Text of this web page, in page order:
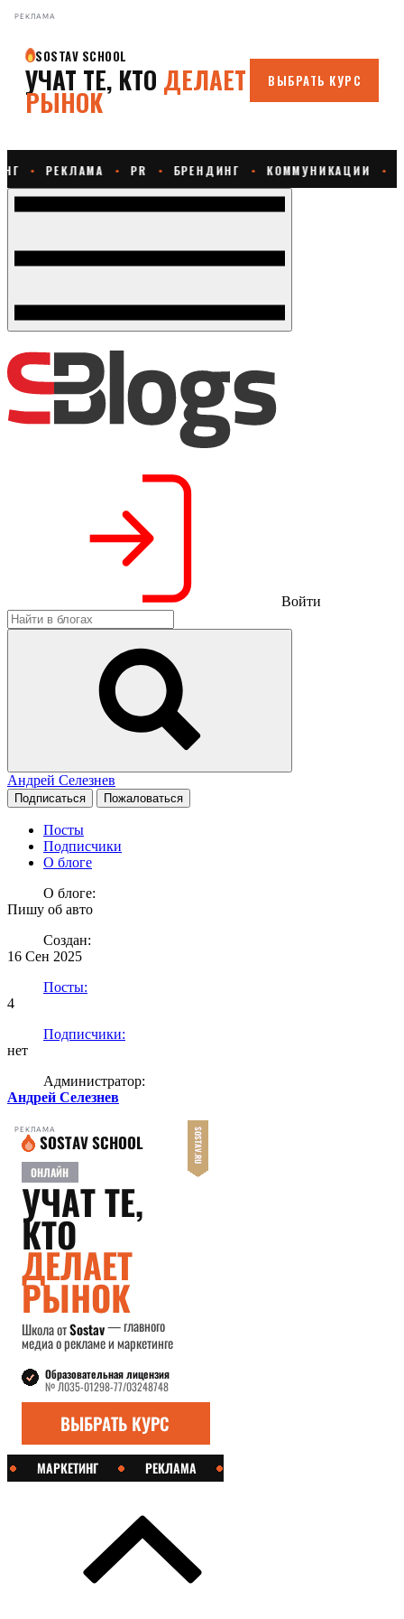
РЕКЛАМА
Войти
Андрей Селезнев
Подписаться Пожаловаться
Посты
Подписчики
О блоге
О блоге:
Пишу об авто
Создан:
16 Сен 2025
Посты:
4
Подписчики:
нет
Администратор:
Андрей Селезнев
РЕКЛАМА